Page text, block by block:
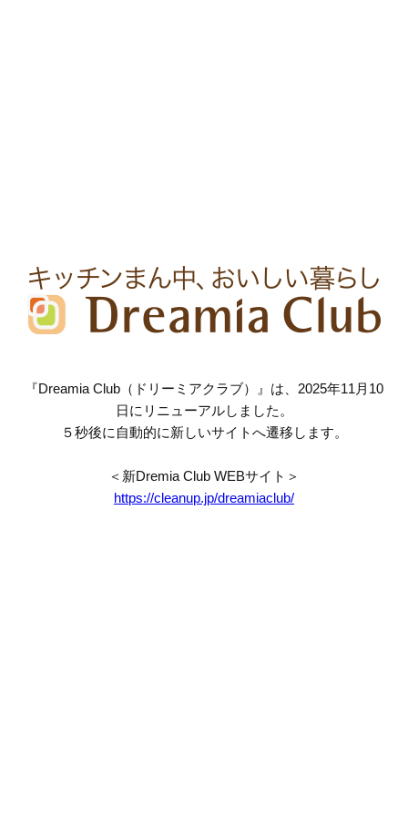
『Dreamia Club（ドリーミアクラブ）』は、2025年11月10
日にリニューアルしました。
５秒後に自動的に新しいサイトへ遷移します。
＜新Dremia Club WEBサイト＞
https://cleanup.jp/dreamiaclub/